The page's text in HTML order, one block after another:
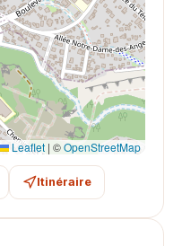
Leaflet | ©OpenStreetMap
Itinéraire